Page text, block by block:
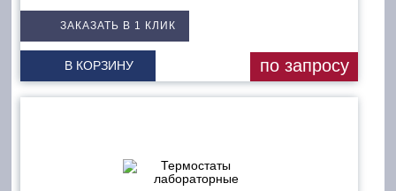
ЗАКАЗАТЬ В 1 КЛИК
В КОРЗИНУ по запросу